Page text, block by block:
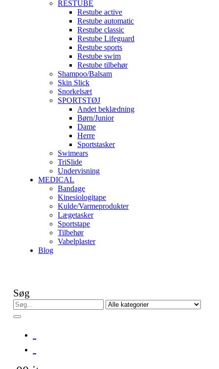
RESTUBE
Restube active
Restube automatic
Restube classic
Restube Lifeguard
Restube sports
Restube swim
Restube tilbehør
Shampoo/Balsam
Skin Slick
Snorkelsæt
SPORTSTØJ
Andet beklædning
Børn/Junior
Dame
Herre
Sportstasker
Swimears
TriSlide
Undervisning
MEDICAL
Bandage
Kinesiologitape
Kulde/Varmeprodukter
Lægetasker
Sportstape
Tilbehør
Vabelplaster
Blog
Søg